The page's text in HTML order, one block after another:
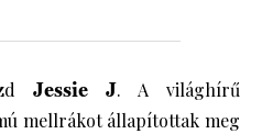
Jessie J. A világhírű
mellrákot állapítottak meg